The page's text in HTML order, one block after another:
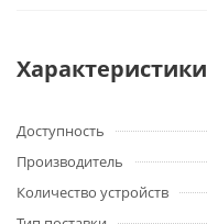
Характеристики
Доступность
Производитель
Количество устройств